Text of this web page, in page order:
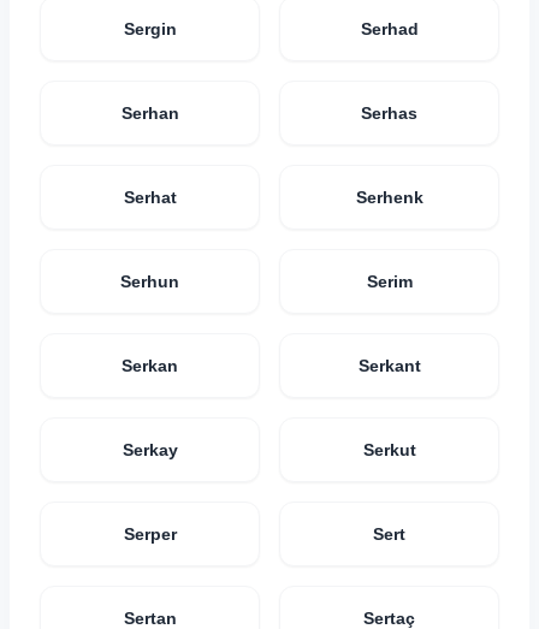
Sergin Serhad
Serhan Serhas
Serhat Serhenk
Serhun Serim
Serkan Serkant
Serkay Serkut
Serper Sert
Sertan Sertaç